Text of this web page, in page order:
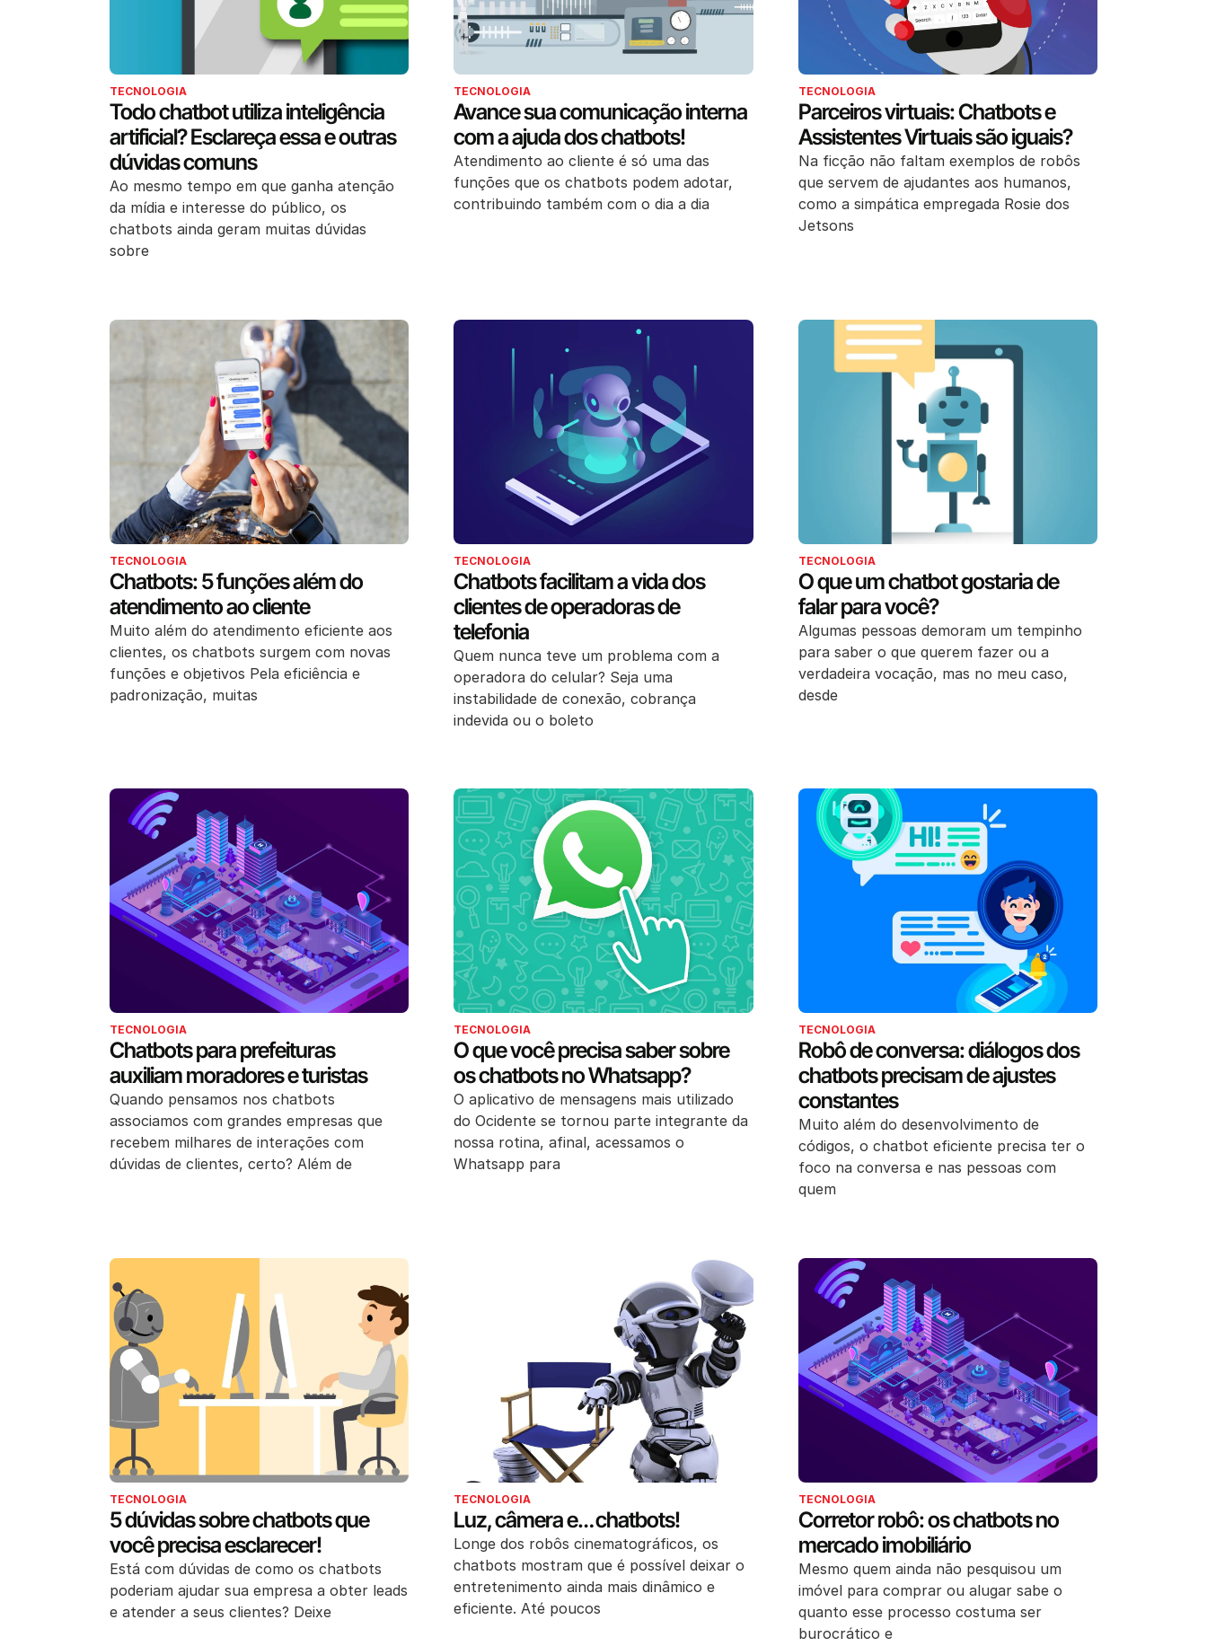
TECNOLOGIA
Todo chatbot utiliza inteligência
artificial? Esclareça essa e outras
dúvidas comuns
Ao mesmo tempo em que ganha atenção
da mídia e interesse do público, os
chatbots ainda geram muitas dúvidas
sobre
TECNOLOGIA
Avance sua comunicação interna
com a ajuda dos chatbots!
Atendimento ao cliente é só uma das
funções que os chatbots podem adotar,
contribuindo também com o dia a dia
TECNOLOGIA
Parceiros virtuais: Chatbots e
Assistentes Virtuais são iguais?
Na ficção não faltam exemplos de robôs
que servem de ajudantes aos humanos,
como a simpática empregada Rosie dos
Jetsons
TECNOLOGIA
Chatbots: 5 funções além do
atendimento ao cliente
Muito além do atendimento eficiente aos
clientes, os chatbots surgem com novas
funções e objetivos Pela eficiência e
padronização, muitas
TECNOLOGIA
Chatbots facilitam a vida dos
clientes de operadoras de
telefonia
Quem nunca teve um problema com a
operadora do celular? Seja uma
instabilidade de conexão, cobrança
indevida ou o boleto
TECNOLOGIA
O que um chatbot gostaria de
falar para você?
Algumas pessoas demoram um tempinho
para saber o que querem fazer ou a
verdadeira vocação, mas no meu caso,
desde
TECNOLOGIA
Chatbots para prefeituras
auxiliam moradores e turistas
Quando pensamos nos chatbots
associamos com grandes empresas que
recebem milhares de interações com
dúvidas de clientes, certo? Além de
TECNOLOGIA
O que você precisa saber sobre
os chatbots no Whatsapp?
O aplicativo de mensagens mais utilizado
do Ocidente se tornou parte integrante da
nossa rotina, afinal, acessamos o
Whatsapp para
TECNOLOGIA
Robô de conversa: diálogos dos
chatbots precisam de ajustes
constantes
Muito além do desenvolvimento de
códigos, o chatbot eficiente precisa ter o
foco na conversa e nas pessoas com
quem
TECNOLOGIA
5 dúvidas sobre chatbots que
você precisa esclarecer!
Está com dúvidas de como os chatbots
poderiam ajudar sua empresa a obter leads
e atender a seus clientes? Deixe
TECNOLOGIA
Luz, câmera e… chatbots!
Longe dos robôs cinematográficos, os
chatbots mostram que é possível deixar o
entretenimento ainda mais dinâmico e
eficiente. Até poucos
TECNOLOGIA
Corretor robô: os chatbots no
mercado imobiliário
Mesmo quem ainda não pesquisou um
imóvel para comprar ou alugar sabe o
quanto esse processo costuma ser
burocrático e